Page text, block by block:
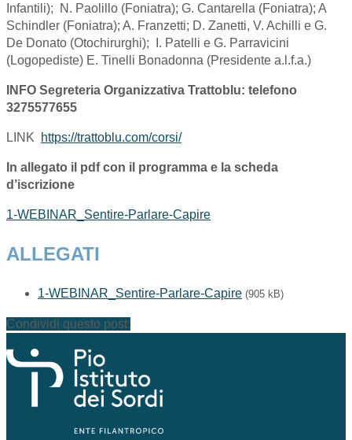
Infantili); N. Paolillo (Foniatra); G. Cantarella (Foniatra); A
Schindler (Foniatra); A. Franzetti; D. Zanetti, V. Achilli e G.
De Donato (Otochirurghi); I. Patelli e G. Parravicini
(Logopediste) E. Tinelli Bonadonna (Presidente a.l.f.a.)
INFO Segreteria Organizzativa Trattoblu: telefono
3275577655
LINK https://trattoblu.com/corsi/
In allegato il pdf con il programma e la scheda
d’iscrizione
1-WEBINAR_Sentire-Parlare-Capire
ALLEGATI
1-WEBINAR_Sentire-Parlare-Capire (905 kB)
Condividi questo post: